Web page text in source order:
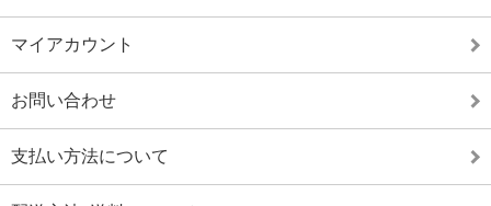
マイアカウント
お問い合わせ
支払い方法について